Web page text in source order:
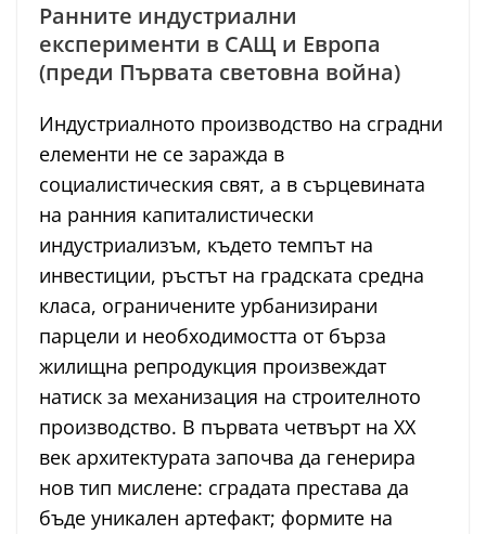
Ранните индустриални
експерименти в САЩ и Европа
(преди Първата световна война)
Индустриалното производство на сградни
елементи не се заражда в
социалистическия свят, а в сърцевината
на ранния капиталистически
индустриализъм, където темпът на
инвестиции, ръстът на градската средна
класа, ограничените урбанизирани
парцели и необходимостта от бърза
жилищна репродукция произвеждат
натиск за механизация на строителното
производство. В първата четвърт на ХХ
век архитектурата започва да генерира
нов тип мислене: сградата престава да
бъде уникален артефакт; формите на